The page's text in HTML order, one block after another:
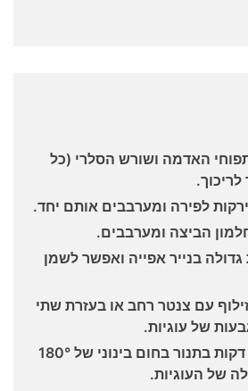
האדמה ושורש הסלרי (כל
לפירה ומערבבים אותם יחד.
הביצה ומערבבים.
בנייר אפייה ואפשר לשמן
עם צנטר רחב או בעזרת שתי
של עוגיות.
אופים 23-25 דקות בתנור בחום בינוני של 180°
של העוגיות.